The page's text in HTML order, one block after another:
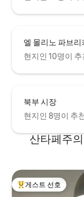
엘 몰리노 파브리
현지인 10명이
북부 시장
현지인 8명이 추
산타페주
상위 게스트 선호
게스트 선호